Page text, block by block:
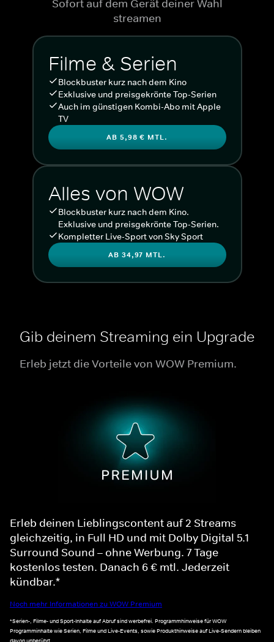
Sofort auf dem Gerät deiner Wahl
streamen
Filme & Serien
Blockbuster kurz nach dem Kino
Exklusive und preisgekrönte Top-Serien
Auch im günstigen Kombi-Abo mit Apple
TV
AB 5,98 € MTL.
Alles von WOW
Blockbuster kurz nach dem Kino.
Exklusive und preisgekrönte Top-Serien.
Kompletter Live-Sport von Sky Sport
AB 34,97 MTL.
Gib deinem Streaming ein Upgrade
Erleb jetzt die Vorteile von WOW Premium.
Erleb deinen Lieblingscontent auf 2 Streams
gleichzeitig, in Full HD und mit Dolby Digital 5.1
Surround Sound – ohne Werbung. 7 Tage
kostenlos testen. Danach 6 € mtl. Jederzeit
kündbar.*
Noch mehr Informationen zu WOW Premium
*Serien-, Filme- und Sport-Inhalte auf Abruf sind werbefrei. Programmhinweise für WOW
Programminhalte wie Serien, Filme und Live-Events, sowie Produkthinweise auf Live-Sendern bleiben